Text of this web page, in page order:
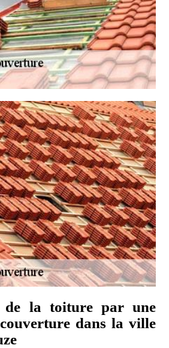
de la toiture par une
dans la ville